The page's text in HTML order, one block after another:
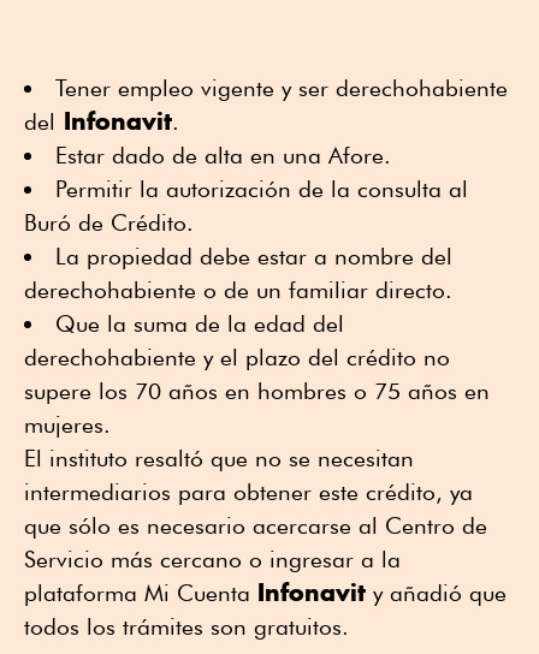
Tener empleo vigente y ser derechohabiente
del Infonavit.
Estar dado de alta en una Afore.
Permitir la autorización de la consulta al
Buró de Crédito.
La propiedad debe estar a nombre del
derechohabiente o de un familiar directo.
Que la suma de la edad del
derechohabiente y el plazo del crédito no
supere los 70 años en hombres o 75 años en
mujeres.
El instituto resaltó que no se necesitan
intermediarios para obtener este crédito, ya
que sólo es necesario acercarse al Centro de
Servicio más cercano o ingresar a la
plataforma Mi Cuenta Infonavit y añadió que
todos los trámites son gratuitos.